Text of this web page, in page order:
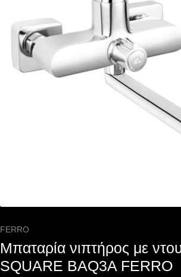
FERRO
Μπαταρία νιπτήρος με
SQUARE BAQ3A FERRO